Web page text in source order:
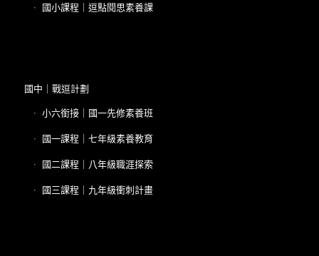
國小課程｜逗點閱思素養課
國中｜戰逗計劃
小六銜接｜國一先修素養班
國一課程｜七年級素養教育
國二課程｜八年級職涯探索
國三課程｜九年級衝刺計畫